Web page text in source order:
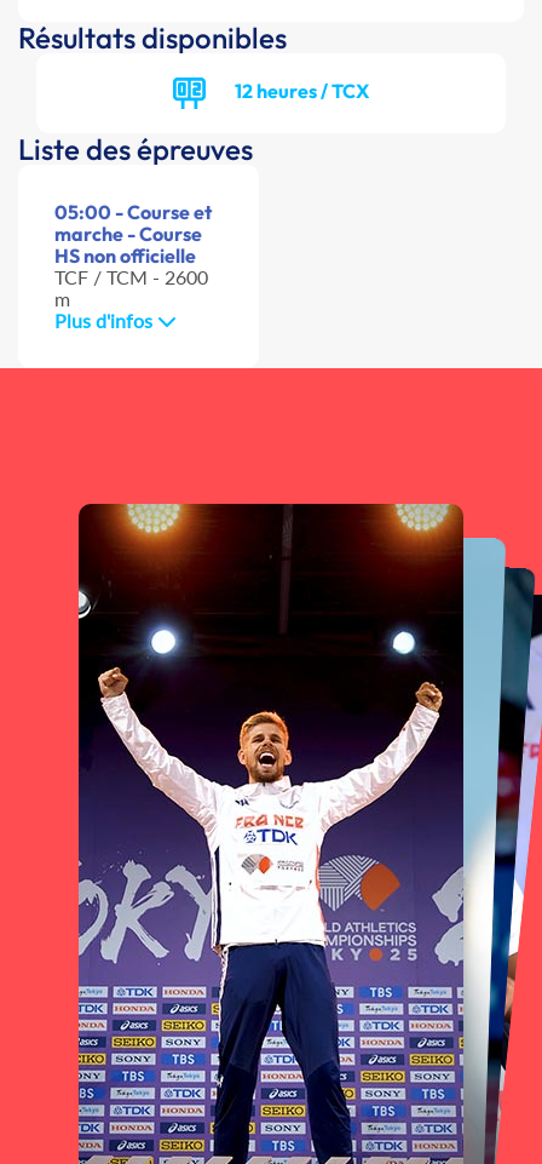
Résultats disponibles
12 heures / TCX
Liste des épreuves
05:00 - Course et
marche - Course
HS non officielle
TCF / TCM - 2600
m
Plus d'infos